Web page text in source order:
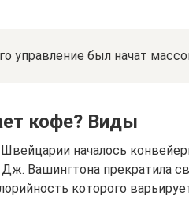
управление был начат
кофе? Виды
началось
Вашингтона прекратила
которого